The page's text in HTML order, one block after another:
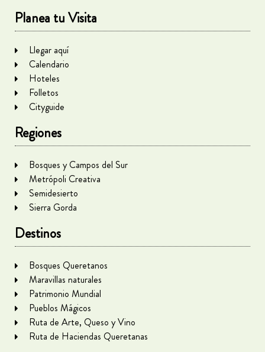
Planea tu Visita
Llegar aquí
Calendario
Hoteles
Folletos
Cityguide
Regiones
Bosques y Campos del Sur
Metrópoli Creativa
Semidesierto
Sierra Gorda
Destinos
Bosques Queretanos
Maravillas naturales
Patrimonio Mundial
Pueblos Mágicos
Ruta de Arte, Queso y Vino
Ruta de Haciendas Queretanas